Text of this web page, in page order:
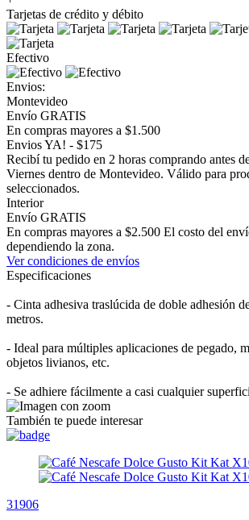
Tarjetas de crédito y débito
Efectivo
Envios:
Montevideo
Envío GRATIS
En compras mayores a $1.500
Envios YA! - $175
Recibí tu pedido en 2 horas comprando antes
Viernes dentro de Montevideo. Válido para
seleccionados.
Interior
Envío GRATIS
En compras mayores a $2.500 El costo del
dependiendo la zona.
Ver condiciones de envíos
Especificaciones
- Cinta adhesiva traslúcida de doble adhesión
metros.
- Ideal para múltiples aplicaciones de pegado,
objetos livianos, etc.
- Se adhiere fácilmente a casi cualquier
También te puede interesar
31906